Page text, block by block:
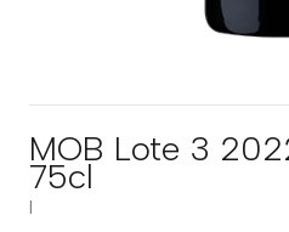
MOB Lote 3
75cl